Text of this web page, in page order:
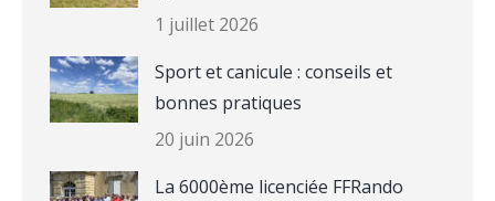
1 juillet 2026
Sport et canicule : conseils et
bonnes pratiques
20 juin 2026
La 6000ème licenciée FFRando